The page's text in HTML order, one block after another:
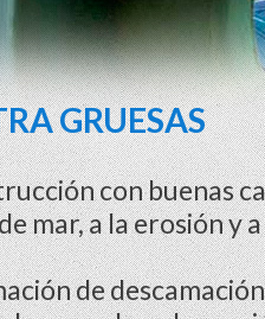
GRUESAS
con buenas
mar, a la erosión y
de